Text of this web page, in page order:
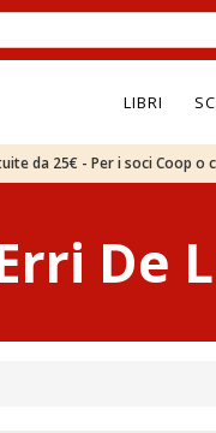
LIBRI
da 25€ - Per i soci Coop
De